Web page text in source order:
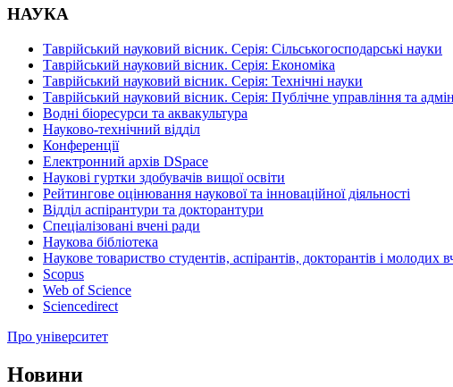
НАУКА
Таврійський науковий вісник. Серія: Сільськогосподарські науки
Таврійський науковий вісник. Серія: Економіка
Таврійський науковий вісник. Серія: Технічні науки
Таврійський науковий вісник. Серія: Публічне управління та
Водні біоресурси та аквакультура
Науково-технічний відділ
Конференції
Електронний архів DSpace
Наукові гуртки здобувачів вищої освіти
Рейтингове оцінювання наукової та інноваційної діяльності
Відділ аспірантури та докторантури
Спеціалізовані вчені ради
Наукова бібліотека
Наукове товариство студентів, аспірантів, докторантів і молодих
Scopus
Web of Science
Sciencedirect
Про університет
Новини